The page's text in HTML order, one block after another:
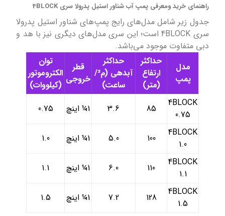
راهنمای خرید ومعرفی پمپ‌ آب شناور استیل پدرولا سری 4BLOCK
جدول زیر شامل مدل‌های رایج پمپ‌های شناور استیل پدرولا
سری 4BLOCK است؛ این سری مدل‌های دیگری نیز با هد و
دبی متفاوت موجود می‌باشد.
مدل
پمپ
حداکثر
ارتفاع
(متر)
حداکثر
آبدهی (م³/
ساعت)
قطر
خروجی
توان
الکتروموتور
(کیلووات)
4BLOCK
0.75
85
3.6 1¼ اینچ
0.75
4BLOCK
1.0
100
5.0 1¼ اینچ
1.0
4BLOCK
1.1
110
6.0 1¼ اینچ
1.1
4BLOCK
1.5
128
7.2 1¼ اینچ 1.5